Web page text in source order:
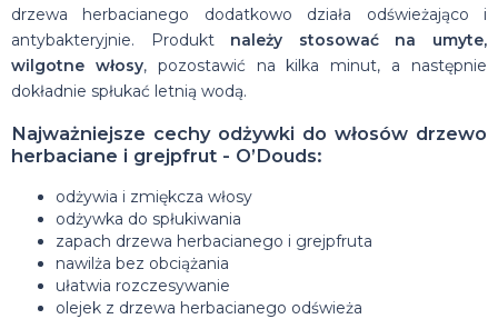
drzewa herbacianego dodatkowo działa odświeżająco i
antybakteryjnie. Produkt należy stosować na umyte,
wilgotne włosy, pozostawić na kilka minut, a następnie
dokładnie spłukać letnią wodą.
Najważniejsze cechy odżywki do włosów drzewo
herbaciane i grejpfrut - O’Douds:
odżywia i zmiękcza włosy
odżywka do spłukiwania
zapach drzewa herbacianego i grejpfruta
nawilża bez obciążania
ułatwia rozczesywanie
olejek z drzewa herbacianego odświeża